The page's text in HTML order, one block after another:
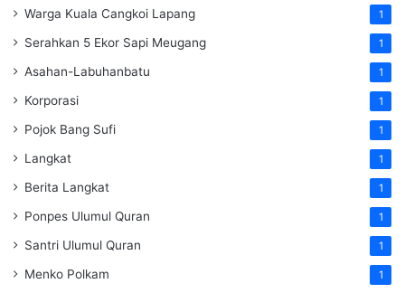
Warga Kuala Cangkoi Lapang 1
Serahkan 5 Ekor Sapi Meugang 1
Asahan-Labuhanbatu 1
Korporasi 1
Pojok Bang Sufi 1
Langkat 1
Berita Langkat 1
Ponpes Ulumul Quran 1
Santri Ulumul Quran 1
Menko Polkam 1